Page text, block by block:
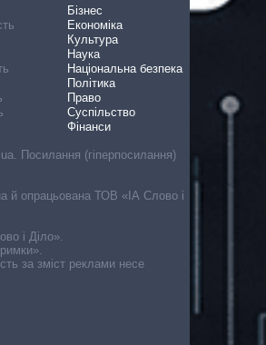
Бізнес
Економіка
Культура
Наука
Національна безпека
Політика
Право
Суспільство
Фінанси
Посилання (гіперпосилання)
й опрацьована ТОВ «ІА Слово і
і Діло».
за зміст реклами несе